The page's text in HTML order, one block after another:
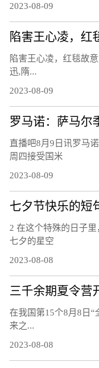
2023-08-09
陷害王心凌，红毯故
迅,隋...
2023-08-09
直播吧8月9日讯罗马
周四接受国米
2023-08-09
七夕节快乐的短
2 在这个特殊的日子
七夕的星空
2023-08-08
在我国第15个8月8日“
来之...
2023-08-08